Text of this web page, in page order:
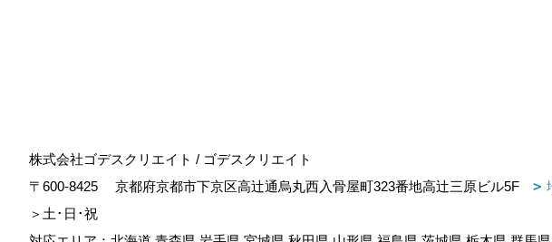
株式会社ゴデスクリエイト / ゴデスクリエイト
〒600-8425
京都府京都市下京区高辻通烏丸西入骨屋町323番地高辻三原ビル5F
＞土･日･祝